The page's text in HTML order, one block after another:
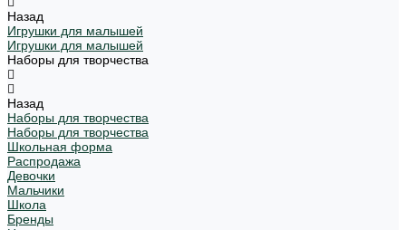
Назад
Игрушки для малышей
Игрушки для малышей
Наборы для творчества
Назад
Наборы для творчества
Наборы для творчества
Школьная форма
Распродажа
Девочки
Мальчики
Школа
Бренды